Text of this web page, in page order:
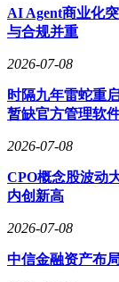
AI服务，通过可
端的使用体验。
行业观察人士指
协同构建差异化
将折叠屏与AI技
AI Agent商业化
与合规并重
2026-07-08
时隔九年雷蛇重
暂缺官方管理软
2026-07-08
CPO概念股波动
内创新高
2026-07-08
中信金融资产布